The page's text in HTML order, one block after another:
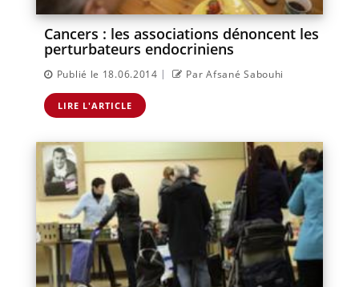
Cancers : les associations dénoncent les
perturbateurs endocriniens
Publié le 18.06.2014 | Par Afsané Sabouhi
LIRE L'ARTICLE